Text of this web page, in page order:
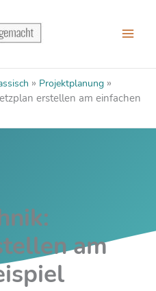
» Projektplanung »
erstellen am einfachen
am